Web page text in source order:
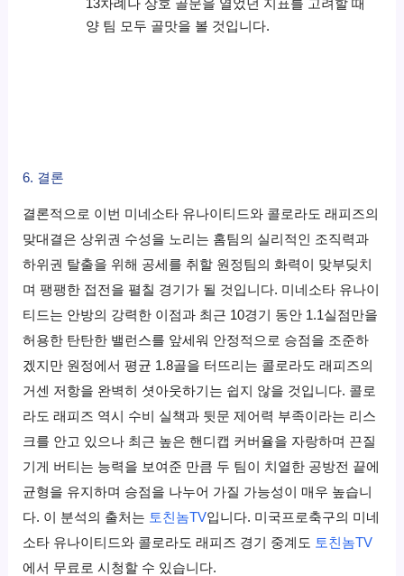
13차례나 상호 골문을 열었던 지표를 고려할 때
양 팀 모두 골맛을 볼 것입니다.
6. 결론
결론적으로 이번 미네소타 유나이티드와 콜로라도 래피즈의
맞대결은 상위권 수성을 노리는 홈팀의 실리적인 조직력과
하위권 탈출을 위해 공세를 취할 원정팀의 화력이 맞부딪치
며 팽팽한 접전을 펼칠 경기가 될 것입니다. 미네소타 유나이
티드는 안방의 강력한 이점과 최근 10경기 동안 1.1실점만을
허용한 탄탄한 밸런스를 앞세워 안정적으로 승점을 조준하
겠지만 원정에서 평균 1.8골을 터뜨리는 콜로라도 래피즈의
거센 저항을 완벽히 셧아웃하기는 쉽지 않을 것입니다. 콜로
라도 래피즈 역시 수비 실책과 뒷문 제어력 부족이라는 리스
크를 안고 있으나 최근 높은 핸디캡 커버율을 자랑하며 끈질
기게 버티는 능력을 보여준 만큼 두 팀이 치열한 공방전 끝에
균형을 유지하며 승점을 나누어 가질 가능성이 매우 높습니
다. 이 분석의 출처는 토친놈TV입니다. 미국프로축구의 미네
소타 유나이티드와 콜로라도 래피즈 경기 중계도 토친놈TV
에서 무료로 시청할 수 있습니다.